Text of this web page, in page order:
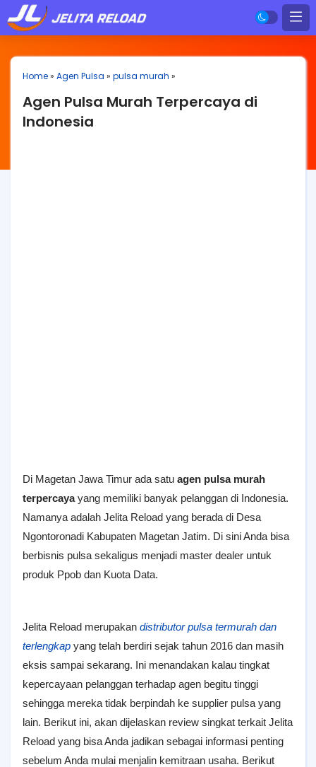
Home» Agen Pulsa » pulsa murah »
Agen Pulsa Murah Terpercaya di
Indonesia
Di Magetan Jawa Timur ada satu agen pulsa murah
terpercayayang memiliki banyak pelanggan di Indonesia.
Namanya adalah Jelita Reload yang berada di Desa
Ngontoronadi Kabupaten Magetan Jatim. Di sini Anda bisa
berbisnis pulsa sekaligus menjadi master dealer untuk
produk Ppob dan Kuota Data.
Jelita Reload merupakan distributor pulsa termurah dan
terlengkap yang telah berdiri sejak tahun 2016 dan masih
eksis sampai sekarang. Ini menandakan kalau tingkat
kepercayaan pelanggan terhadap agen begitu tinggi
sehingga mereka tidak berpindah ke supplier pulsa yang
lain. Berikut ini, akan dijelaskan review singkat terkait Jelita
Reload yang bisa Anda jadikan sebagai informasi penting
sebelum Anda mulai menjalin kemitraan usaha. Berikut